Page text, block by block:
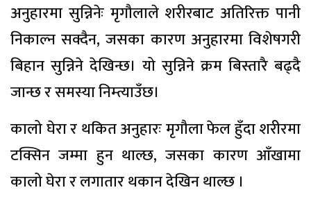
अनुहारमा सुन्निनेः मृगौलाले शरीरबाट अतिरिक्त पानी
निकाल्न सक्दैन, जसका कारण अनुहारमा विशेषगरी
बिहान सुन्निने देखिन्छ। यो सुन्निने क्रम बिस्तारै बढ्दै
जान्छ र समस्या निम्त्याउँछ।
कालो घेरा र थकित अनुहारः मृगौला फेल हुँदा शरीरमा
टक्सिन जम्मा हुन थाल्छ, जसका कारण आँखामा
कालो घेरा र लगातार थकान देखिन थाल्छ ।